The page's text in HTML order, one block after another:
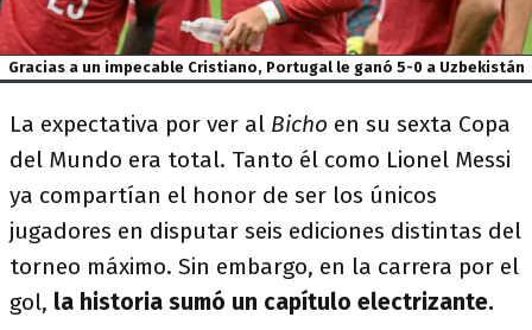
Gracias a un impecable Cristiano, Portugal le ganó 5-0 a Uzbekistán
La expectativa por ver al Bicho en su sexta Copa
del Mundo era total. Tanto él como Lionel Messi
ya compartían el honor de ser los únicos
jugadores en disputar seis ediciones distintas del
torneo máximo. Sin embargo, en la carrera por el
gol, la historia sumó un capítulo electrizante.